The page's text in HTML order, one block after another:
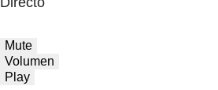
Mute
Volumen
Play